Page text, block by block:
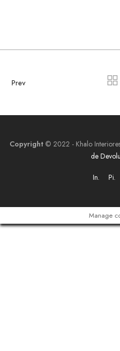
Prev
Copyright© 2022 - Khalo
de
In. Pi.
Manage